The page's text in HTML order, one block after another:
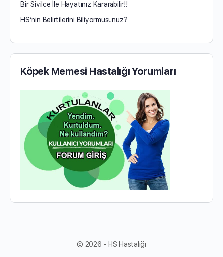
Bir Sivilce İle Hayatınız Kararabilir!!
HS’nin Belirtilerini Biliyormusunuz?
Köpek Memesi Hastalığı Yorumları
© 2026 - HS Hastalığı